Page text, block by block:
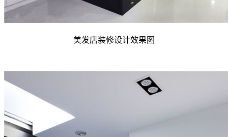
美发店装修设计效果图